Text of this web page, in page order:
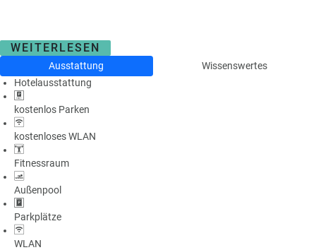
WEITERLESEN
Ausstattung
Wissenswertes
Hotelausstattung
kostenlos Parken
kostenloses WLAN
Fitnessraum
Außenpool
Parkplätze
WLAN